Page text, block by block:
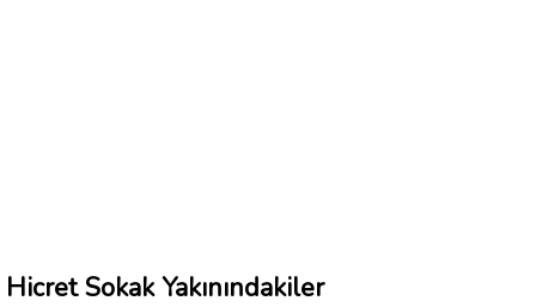
Hicret Sokak Yakınındakiler